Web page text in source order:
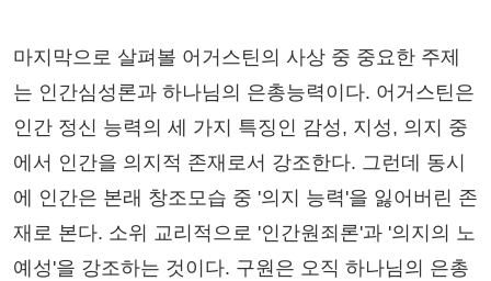
마지막으로 살펴볼 어거스틴의 사상 중 중요한 주제
는 인간심성론과 하나님의 은총능력이다. 어거스틴은
인간 정신 능력의 세 가지 특징인 감성, 지성, 의지 중
에서 인간을 의지적 존재로서 강조한다. 그런데 동시
에 인간은 본래 창조모습 중 '의지 능력'을 잃어버린 존
재로 본다. 소위 교리적으로 '인간원죄론'과 '의지의 노
예성'을 강조하는 것이다. 구원은 오직 하나님의 은총